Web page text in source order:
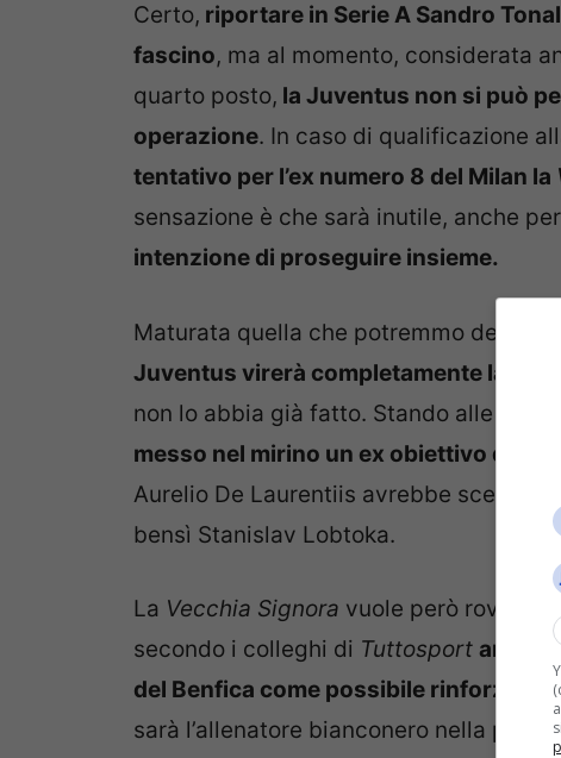
Certo, riportare in Serie A Sandro
fascino, ma al momento, considerata
quarto posto, la Juventus non si può
operazione. In caso di qualificazione
tentativo per l’ex numero 8 del Milan la
sensazione è che sarà inutile, anche
intenzione di proseguire insieme.
Maturata quella che potremmo definire
Juventus virerà completamente la
non lo abbia già fatto. Stando alle
messo nel mirino un ex obiettivo del
Aurelio De Laurentiis avrebbe scelto
bensì Stanislav Lobtoka.
La Vecchia Signora vuole però rovinare
secondo i colleghi di Tuttosport anche
del Benfica come possibile rinforzo
sarà l’allenatore bianconero nella